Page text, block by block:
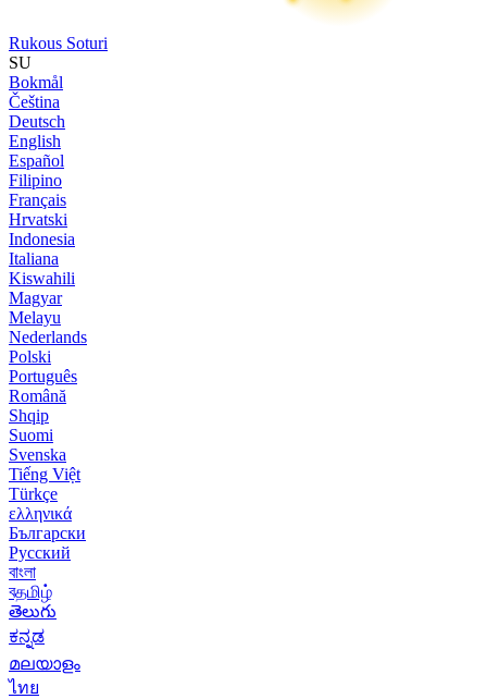
Rukous Soturi
SU
Bokmål
Čeština
Deutsch
English
Español
Filipino
Français
Hrvatski
Indonesia
Italiana
Kiswahili
Magyar
Melayu
Nederlands
Polski
Português
Română
Shqip
Suomi
Svenska
Tiếng Việt
Türkçe
ελληνικά
Български
Русский
বাংলা
বதமிழ்
తెలుగు
ಕನ್ನಡ
മലയാളം
ไทย